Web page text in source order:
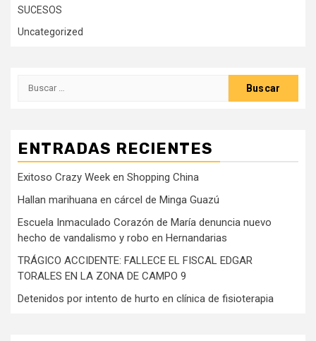
SUCESOS
Uncategorized
Buscar:
ENTRADAS RECIENTES
Exitoso Crazy Week en Shopping China
Hallan marihuana en cárcel de Minga Guazú
Escuela Inmaculado Corazón de María denuncia nuevo
hecho de vandalismo y robo en Hernandarias
TRÁGICO ACCIDENTE: FALLECE EL FISCAL EDGAR
TORALES EN LA ZONA DE CAMPO 9
Detenidos por intento de hurto en clínica de fisioterapia